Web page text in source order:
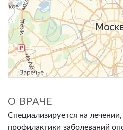
О ВРАЧЕ
Специализируется на
профилактики заболеваний